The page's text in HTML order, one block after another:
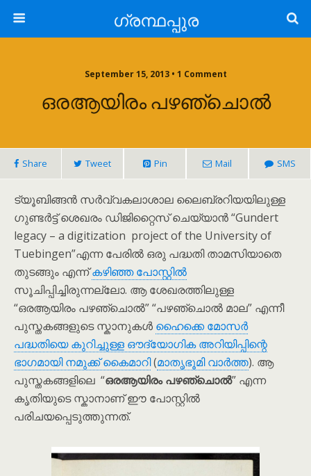
ഗ്രന്ഥപ്പുര
September 15, 2013 • 1 Comment
ഒരആയിരം പഴഞ്ചൊൽ
Share Tweet Pin Mail SMS
ട്യൂബിങ്ങൻ സർവ്വകലാശാല ലൈബ്രറിയയിലുള്ള
ഗുണ്ടർട്ട് ശെഖരം ഡിജിറ്റൈസ് ചെയ്യാൻ “Gundert
legacy – a digitization project of the University of
Tuebingen”എന്ന പേരിൽ ഒരു പദ്ധതി താമസിയാതെ
തുടങ്ങും എന്ന്കഴിഞ്ഞ പോസ്റ്റിൽ
സൂചിപ്പിച്ചിരുന്നല്ലോ. ആ ശേഖരത്തിലുള്ള
“ഒരആയിരം പഴഞ്ചൊൽ” “പഴഞ്ചൊൽ മാല” എന്നീ
പുസ്തകങ്ങളുടെ സ്കാനുകൾ ഹൈക്കെ മോസർ
പദ്ധതിയെ കുറിച്ചുള്ള ഔദ്യോഗിക അറിയിപ്പിന്റെ
ഭാഗമായി നമുക്ക് കൈമാറി(മാതൃഭൂമി വാർത്ത). ആ
പുസ്തകങ്ങളിലെ “ഒരആയിരം പഴഞ്ചൊൽ” എന്ന
കൃതിയുടെ സ്കാനാണ് ഈ പോസ്റ്റിൽ
പരിചയപ്പെടുത്തുന്നത്.